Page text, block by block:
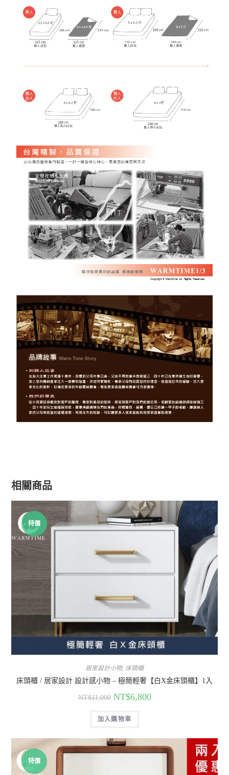
相關商品
特價
居家設計小物, 床頭櫃
床頭櫃 / 居家設計 設計感小物 – 極簡輕奢【白X金床頭櫃】1入
NT$11,000 NT$6,800
加入購物車
特價